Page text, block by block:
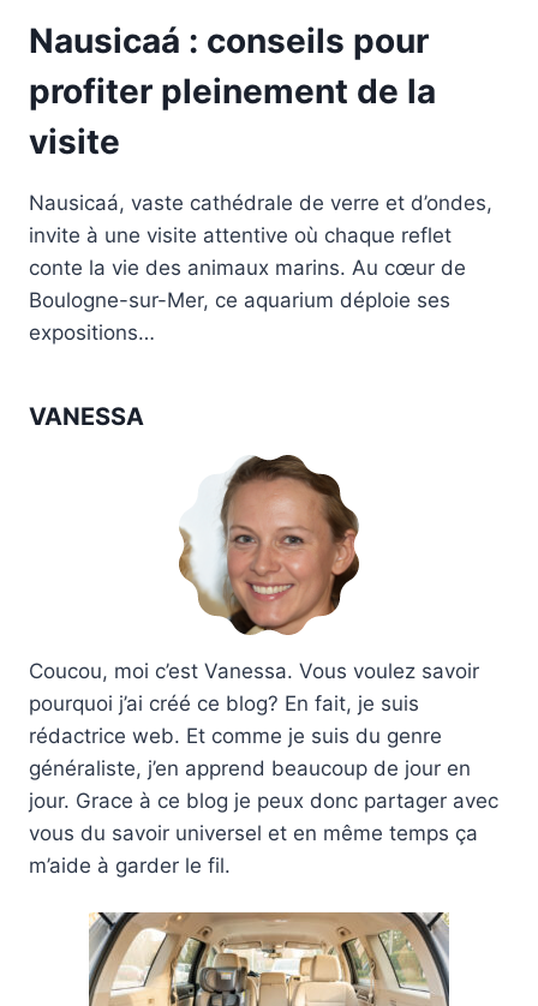
Nausicaá : conseils pour
profiter pleinement de la
visite
Nausicaá, vaste cathédrale de verre et d’ondes,
invite à une visite attentive où chaque reflet
conte la vie des animaux marins. Au cœur de
Boulogne-sur-Mer, ce aquarium déploie ses
expositions…
VANESSA
Coucou, moi c’est Vanessa. Vous voulez savoir
pourquoi j’ai créé ce blog? En fait, je suis
rédactrice web. Et comme je suis du genre
généraliste, j’en apprend beaucoup de jour en
jour. Grace à ce blog je peux donc partager avec
vous du savoir universel et en même temps ça
m’aide à garder le fil.